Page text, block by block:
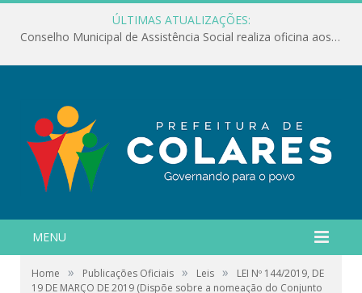
ÚLTIMAS ATUALIZAÇÕES:
Conselho Municipal de Assistência Social realiza oficina aos servidores
MENU
Home » Publicações Oficiais » Leis »
LEI Nº 144/2019, DE
19 DE MARÇO DE 2019 (Dispõe sobre a nomeação do Conjunto